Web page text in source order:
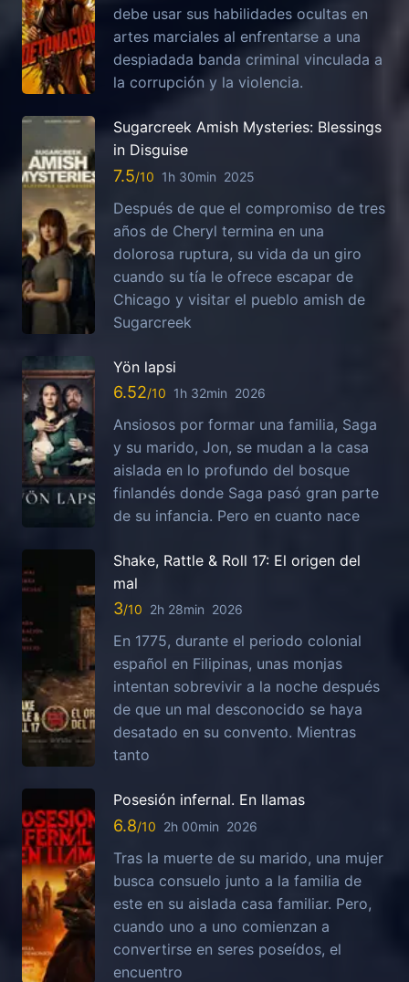
debe usar sus habilidades ocultas en
artes marciales al enfrentarse a una
despiadada banda criminal vinculada a
la corrupción y la violencia.
Sugarcreek Amish Mysteries: Blessings
in Disguise
7.5 1h 30min 2025
Después de que el compromiso de tres
años de Cheryl termina en una
dolorosa ruptura, su vida da un giro
cuando su tía le ofrece escapar de
Chicago y visitar el pueblo amish de
Sugarcreek
Yön lapsi
6.52 1h 32min 2026
Ansiosos por formar una familia, Saga
y su marido, Jon, se mudan a la casa
aislada en lo profundo del bosque
finlandés donde Saga pasó gran parte
de su infancia. Pero en cuanto nace
Shake, Rattle & Roll 17: El origen del
mal
3 2h 28min 2026
En 1775, durante el periodo colonial
español en Filipinas, unas monjas
intentan sobrevivir a la noche después
de que un mal desconocido se haya
desatado en su convento. Mientras
tanto
Posesión infernal. En llamas
6.8 2h 00min 2026
Tras la muerte de su marido, una mujer
busca consuelo junto a la familia de
este en su aislada casa familiar. Pero,
cuando uno a uno comienzan a
convertirse en seres poseídos, el
encuentro